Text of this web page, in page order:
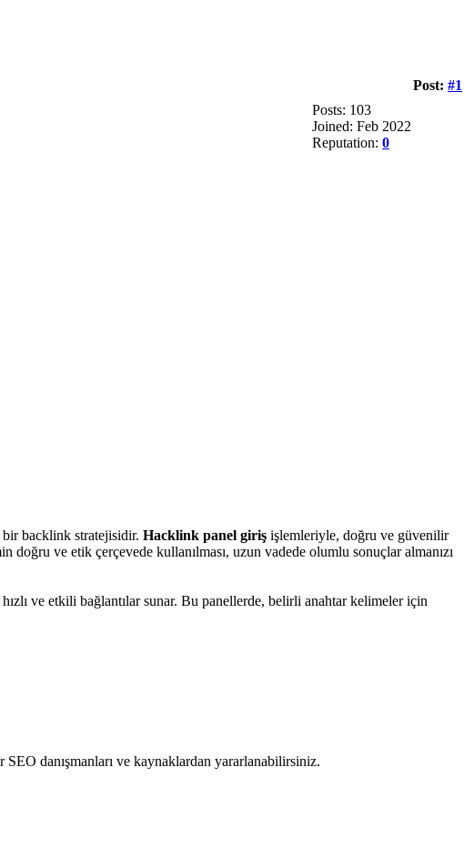
Post: #1
Posts: 103
Joined: Feb 2022
Reputation: 0
backlink stratejisidir. Hacklink panel giriş işlemleriyle, doğru ve güvenilir
doğru ve etik çerçevede kullanılması, uzun vadede olumlu sonuçlar almanızı
ve etkili bağlantılar sunar. Bu panellerde, belirli anahtar kelimeler için
danışmanları ve kaynaklardan yararlanabilirsiniz.